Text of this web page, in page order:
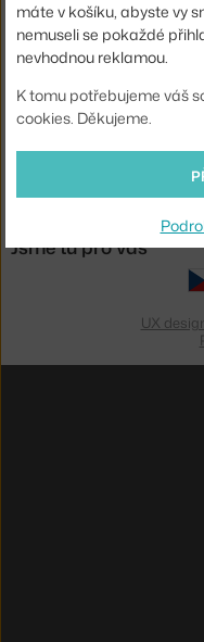
máte v košíku, abyste vy
nemuseli se pokaždé
nevhodnou reklamou.
K tomu potřebujeme váš
cookies. Děkujeme.
Doprava
Jsme tu pro vás
UX